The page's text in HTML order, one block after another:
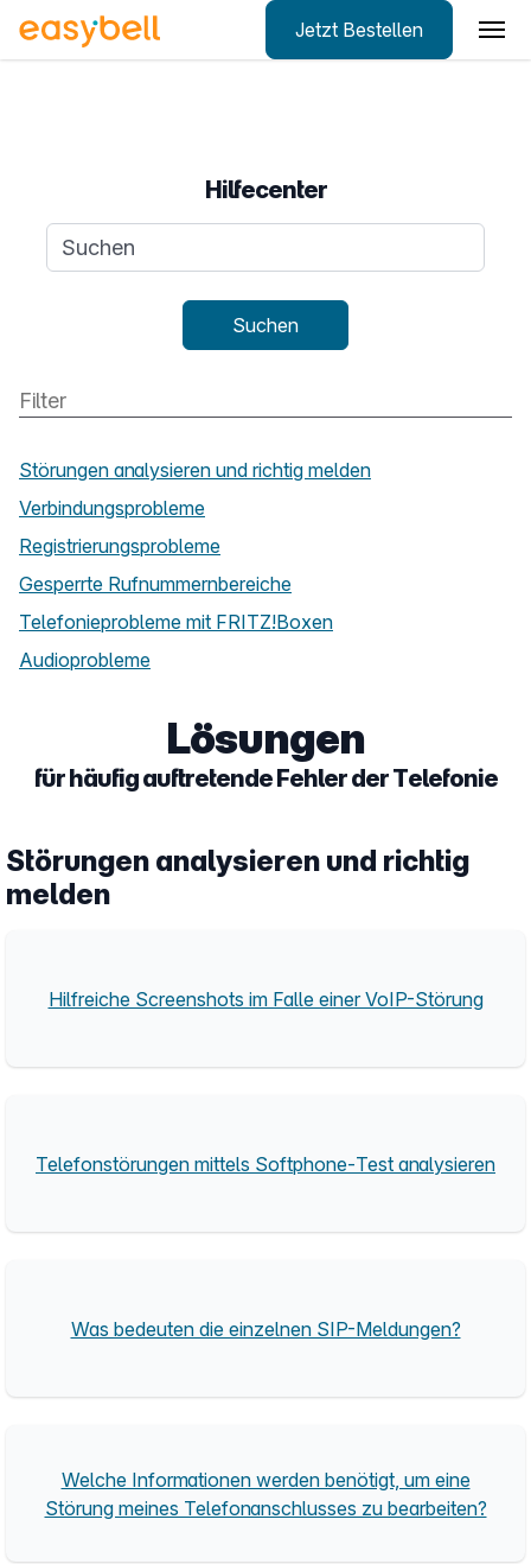
Jetzt Bestellen
Hilfecenter
Suchanfrage
Suchen
Störungen analysieren und richtig melden
Verbindungsprobleme
Registrierungsprobleme
Gesperrte Rufnummernbereiche
Telefonieprobleme mit FRITZ!Boxen
Audioprobleme
Lösungen
für häufig auftretende Fehler der Telefonie
Störungen analysieren und richtig
melden
Hilfreiche Screenshots im Falle einer VoIP-Störung
Telefonstörungen mittels Softphone-Test analysieren
Was bedeuten die einzelnen SIP-Meldungen?
Welche Informationen werden benötigt, um eine
Störung meines Telefonanschlusses zu bearbeiten?